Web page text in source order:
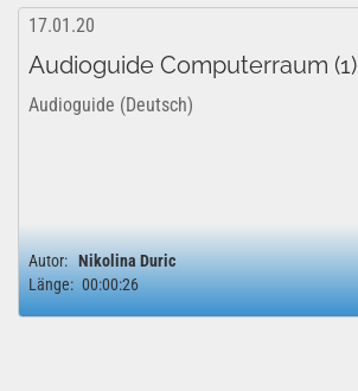
17.01.20
Audioguide Computerraum (1)
Audioguide (Deutsch)
Autor: Nikolina Duric
Länge: 00:00:26